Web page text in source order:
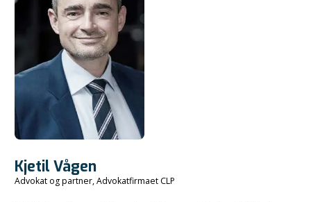
Kjetil Vågen
Advokat og partner, Advokatfirmaet CLP